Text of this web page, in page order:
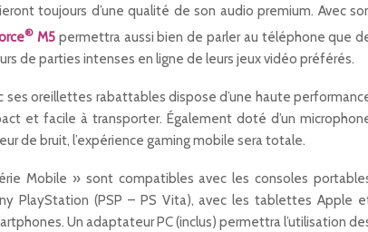
toujours d’une qualité de son audio premium. Avec
® M5permettra aussi bien de parler au téléphone que
de parties intenses en ligne de leurs jeux vidéo préférés.
ses oreillettes rabattables dispose d’une haute
et facile à transporter. Également doté d’un
de bruit, l’expérience gaming mobile sera totale.
Mobile » sont compatibles avec les consoles
PlayStation (PSP – PS Vita), avec les tablettes Apple
Un adaptateur PC (inclus) permettra l’utilisation